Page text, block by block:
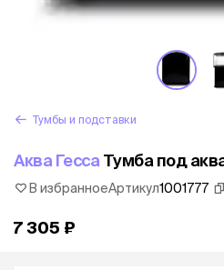
Тумбы и подставки
Аква Гесса Тумба под
В избранноеАртикул1001777
7 305 ₽